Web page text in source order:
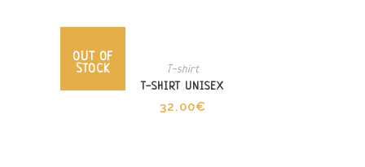
OUT OF
STOCK
T-shirt
T-SHIRT UNISEX
32.00€